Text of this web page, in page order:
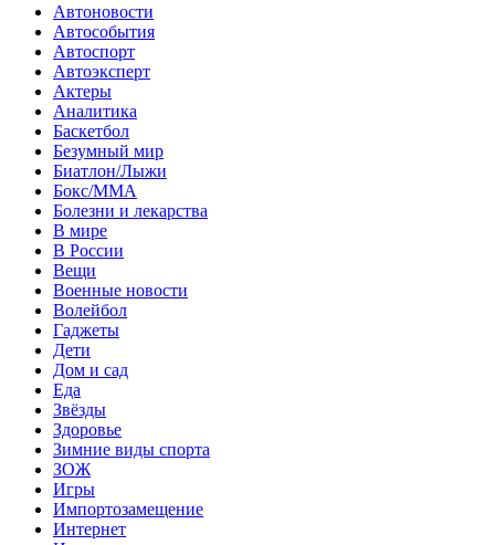
Автоновости
Автособытия
Автоспорт
Автоэксперт
Актеры
Аналитика
Баскетбол
Безумный мир
Биатлон/Лыжи
Бокс/MMA
Болезни и лекарства
В мире
В России
Вещи
Военные новости
Волейбол
Гаджеты
Дети
Дом и сад
Еда
Звёзды
Здоровье
Зимние виды спорта
ЗОЖ
Игры
Импортозамещение
Интернет